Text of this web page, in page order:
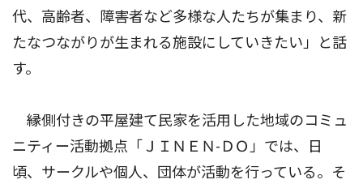
代、高齢者、障害者など多様な人たちが集まり、新
たなつながりが生まれる施設にしていきたい」と話
す。
縁側付きの平屋建て民家を活用した地域のコミュ
ニティー活動拠点「ＪＩＮＥＮ-ＤＯ」では、日
頃、サークルや個人、団体が活動を行っている。そ